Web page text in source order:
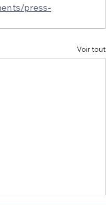
press-
Voir tout